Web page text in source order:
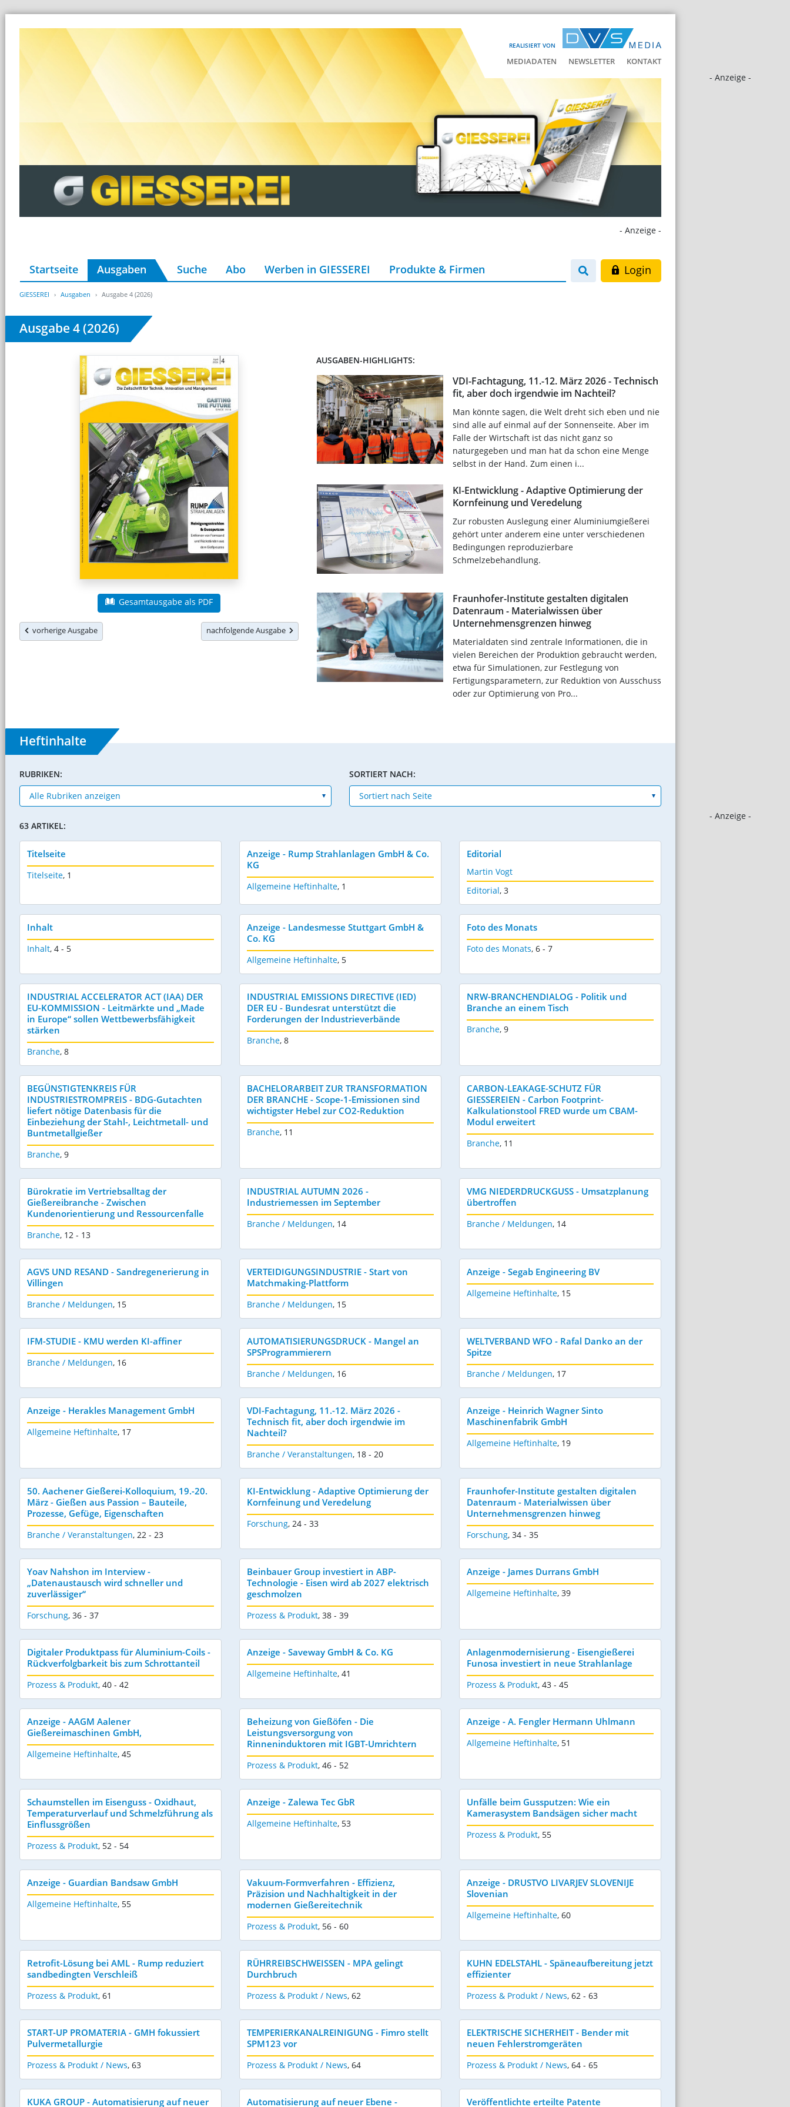
REALISIERT VON
MEDIADATEN NEWSLETTER KONTAKT
- Anzeige -
- Anzeige -
- Anzeige -
Startseite Ausgaben Suche Abo Werben in GIESSEREI Produkte & Firmen Login
GIESSEREI Ausgaben Ausgabe 4 (2026)
Ausgabe 4 (2026)
Gesamtausgabe als PDF
vorherige Ausgabe nachfolgende Ausgabe
AUSGABEN-HIGHLIGHTS:
VDI-Fachtagung, 11.-12. März 2026 - Technisch
fit, aber doch irgendwie im Nachteil?
Man könnte sagen, die Welt dreht sich eben und nie
sind alle auf einmal auf der Sonnenseite. Aber im
Falle der Wirtschaft ist das nicht ganz so
naturgegeben und man hat da schon eine Menge
selbst in der Hand. Zum einen i...
KI-Entwicklung - Adaptive Optimierung der
Kornfeinung und Veredelung
Zur robusten Auslegung einer Aluminiumgießerei
gehört unter anderem eine unter verschiedenen
Bedingungen reproduzierbare
Schmelzebehandlung.
Fraunhofer-Institute gestalten digitalen
Datenraum - Materialwissen über
Unternehmensgrenzen hinweg
Materialdaten sind zentrale Informationen, die in
vielen Bereichen der Produktion gebraucht werden,
etwa für Simulationen, zur Festlegung von
Fertigungsparametern, zur Reduktion von Ausschuss
oder zur Optimierung von Pro...
Heftinhalte
RUBRIKEN: SORTIERT NACH:
63 ARTIKEL:
Titelseite
Titelseite, 1
Anzeige - Rump Strahlanlagen GmbH & Co.
KG
Allgemeine Heftinhalte, 1
Editorial
Martin Vogt
Editorial, 3
Inhalt
Inhalt, 4 - 5
Anzeige - Landesmesse Stuttgart GmbH &
Co. KG
Allgemeine Heftinhalte, 5
Foto des Monats
Foto des Monats, 6 - 7
INDUSTRIAL ACCELERATOR ACT (IAA) DER
EU-KOMMISSION - Leitmärkte und „Made
in Europe“ sollen Wettbewerbsfähigkeit
stärken
Branche, 8
INDUSTRIAL EMISSIONS DIRECTIVE (IED)
DER EU - Bundesrat unterstützt die
Forderungen der Industrieverbände
Branche, 8
NRW-BRANCHENDIALOG - Politik und
Branche an einem Tisch
Branche, 9
BEGÜNSTIGTENKREIS FÜR
INDUSTRIESTROMPREIS - BDG-Gutachten
liefert nötige Datenbasis für die
Einbeziehung der Stahl-, Leichtmetall- und
Buntmetallgießer
Branche, 9
BACHELORARBEIT ZUR TRANSFORMATION
DER BRANCHE - Scope-1-Emissionen sind
wichtigster Hebel zur CO2-Reduktion
Branche, 11
CARBON-LEAKAGE-SCHUTZ FÜR
GIESSEREIEN - Carbon Footprint-
Kalkulationstool FRED wurde um CBAM-
Modul erweitert
Branche, 11
Bürokratie im Vertriebsalltag der
Gießereibranche - Zwischen
Kundenorientierung und Ressourcenfalle
Branche, 12 - 13
INDUSTRIAL AUTUMN 2026 -
Industriemessen im September
Branche / Meldungen, 14
VMG NIEDERDRUCKGUSS - Umsatzplanung
übertroffen
Branche / Meldungen, 14
AGVS UND RESAND - Sandregenerierung in
Villingen
Branche / Meldungen, 15
VERTEIDIGUNGSINDUSTRIE - Start von
Matchmaking-Plattform
Branche / Meldungen, 15
Anzeige - Segab Engineering BV
Allgemeine Heftinhalte, 15
IFM-STUDIE - KMU werden KI-affiner
Branche / Meldungen, 16
AUTOMATISIERUNGSDRUCK - Mangel an
SPSProgrammierern
Branche / Meldungen, 16
WELTVERBAND WFO - Rafal Danko an der
Spitze
Branche / Meldungen, 17
Anzeige - Herakles Management GmbH
Allgemeine Heftinhalte, 17
VDI-Fachtagung, 11.-12. März 2026 -
Technisch fit, aber doch irgendwie im
Nachteil?
Branche / Veranstaltungen, 18 - 20
Anzeige - Heinrich Wagner Sinto
Maschinenfabrik GmbH
Allgemeine Heftinhalte, 19
50. Aachener Gießerei-Kolloquium, 19.-20.
März - Gießen aus Passion – Bauteile,
Prozesse, Gefüge, Eigenschaften
Branche / Veranstaltungen, 22 - 23
KI-Entwicklung - Adaptive Optimierung der
Kornfeinung und Veredelung
Forschung, 24 - 33
Fraunhofer-Institute gestalten digitalen
Datenraum - Materialwissen über
Unternehmensgrenzen hinweg
Forschung, 34 - 35
Yoav Nahshon im Interview -
„Datenaustausch wird schneller und
zuverlässiger“
Forschung, 36 - 37
Beinbauer Group investiert in ABP-
Technologie - Eisen wird ab 2027 elektrisch
geschmolzen
Prozess & Produkt, 38 - 39
Anzeige - James Durrans GmbH
Allgemeine Heftinhalte, 39
Digitaler Produktpass für Aluminium-Coils -
Rückverfolgbarkeit bis zum Schrottanteil
Prozess & Produkt, 40 - 42
Anzeige - Saveway GmbH & Co. KG
Allgemeine Heftinhalte, 41
Anlagenmodernisierung - Eisengießerei
Funosa investiert in neue Strahlanlage
Prozess & Produkt, 43 - 45
Anzeige - AAGM Aalener
Gießereimaschinen GmbH,
Allgemeine Heftinhalte, 45
Beheizung von Gießöfen - Die
Leistungsversorgung von
Rinneninduktoren mit IGBT-Umrichtern
Prozess & Produkt, 46 - 52
Anzeige - A. Fengler Hermann Uhlmann
Allgemeine Heftinhalte, 51
Schaumstellen im Eisenguss - Oxidhaut,
Temperaturverlauf und Schmelzführung als
Einflussgrößen
Prozess & Produkt, 52 - 54
Anzeige - Zalewa Tec GbR
Allgemeine Heftinhalte, 53
Unfälle beim Gussputzen: Wie ein
Kamerasystem Bandsägen sicher macht
Prozess & Produkt, 55
Anzeige - Guardian Bandsaw GmbH
Allgemeine Heftinhalte, 55
Vakuum-Formverfahren - Effizienz,
Präzision und Nachhaltigkeit in der
modernen Gießereitechnik
Prozess & Produkt, 56 - 60
Anzeige - DRUSTVO LIVARJEV SLOVENIJE
Slovenian
Allgemeine Heftinhalte, 60
Retrofit-Lösung bei AML - Rump reduziert
sandbedingten Verschleiß
Prozess & Produkt, 61
RÜHRREIBSCHWEISSEN - MPA gelingt
Durchbruch
Prozess & Produkt / News, 62
KUHN EDELSTAHL - Späneaufbereitung jetzt
effizienter
Prozess & Produkt / News, 62 - 63
START-UP PROMATERIA - GMH fokussiert
Pulvermetallurgie
Prozess & Produkt / News, 63
TEMPERIERKANALREINIGUNG - Fimro stellt
SPM123 vor
Prozess & Produkt / News, 64
ELEKTRISCHE SICHERHEIT - Bender mit
neuen Fehlerstromgeräten
Prozess & Produkt / News, 64 - 65
KUKA GROUP - Automatisierung auf neuer Automatisierung auf neuer Ebene - Veröffentlichte erteilte Patente